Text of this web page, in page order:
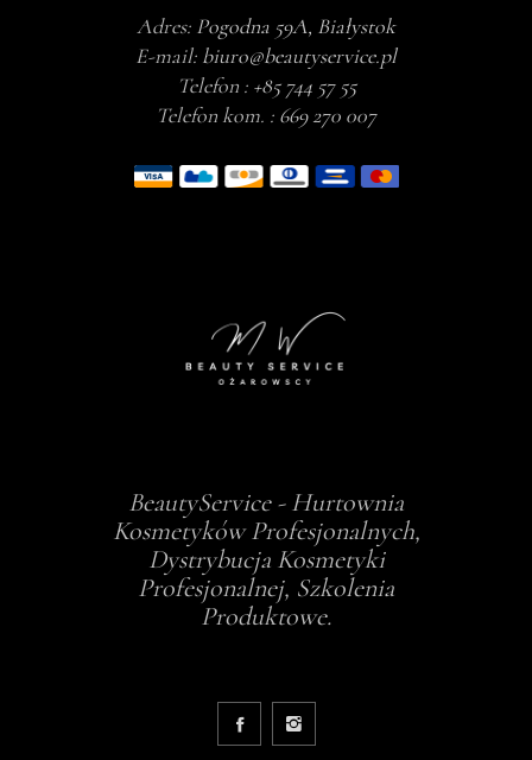
Adres: Pogodna 59A, Białystok
E-mail: biuro@beautyservice.pl
Telefon : +85 744 57 55
Telefon kom. : 669 270 007
BeautyService - Hurtownia
Kosmetyków Profesjonalnych,
Dystrybucja Kosmetyki
Profesjonalnej, Szkolenia
Produktowe.